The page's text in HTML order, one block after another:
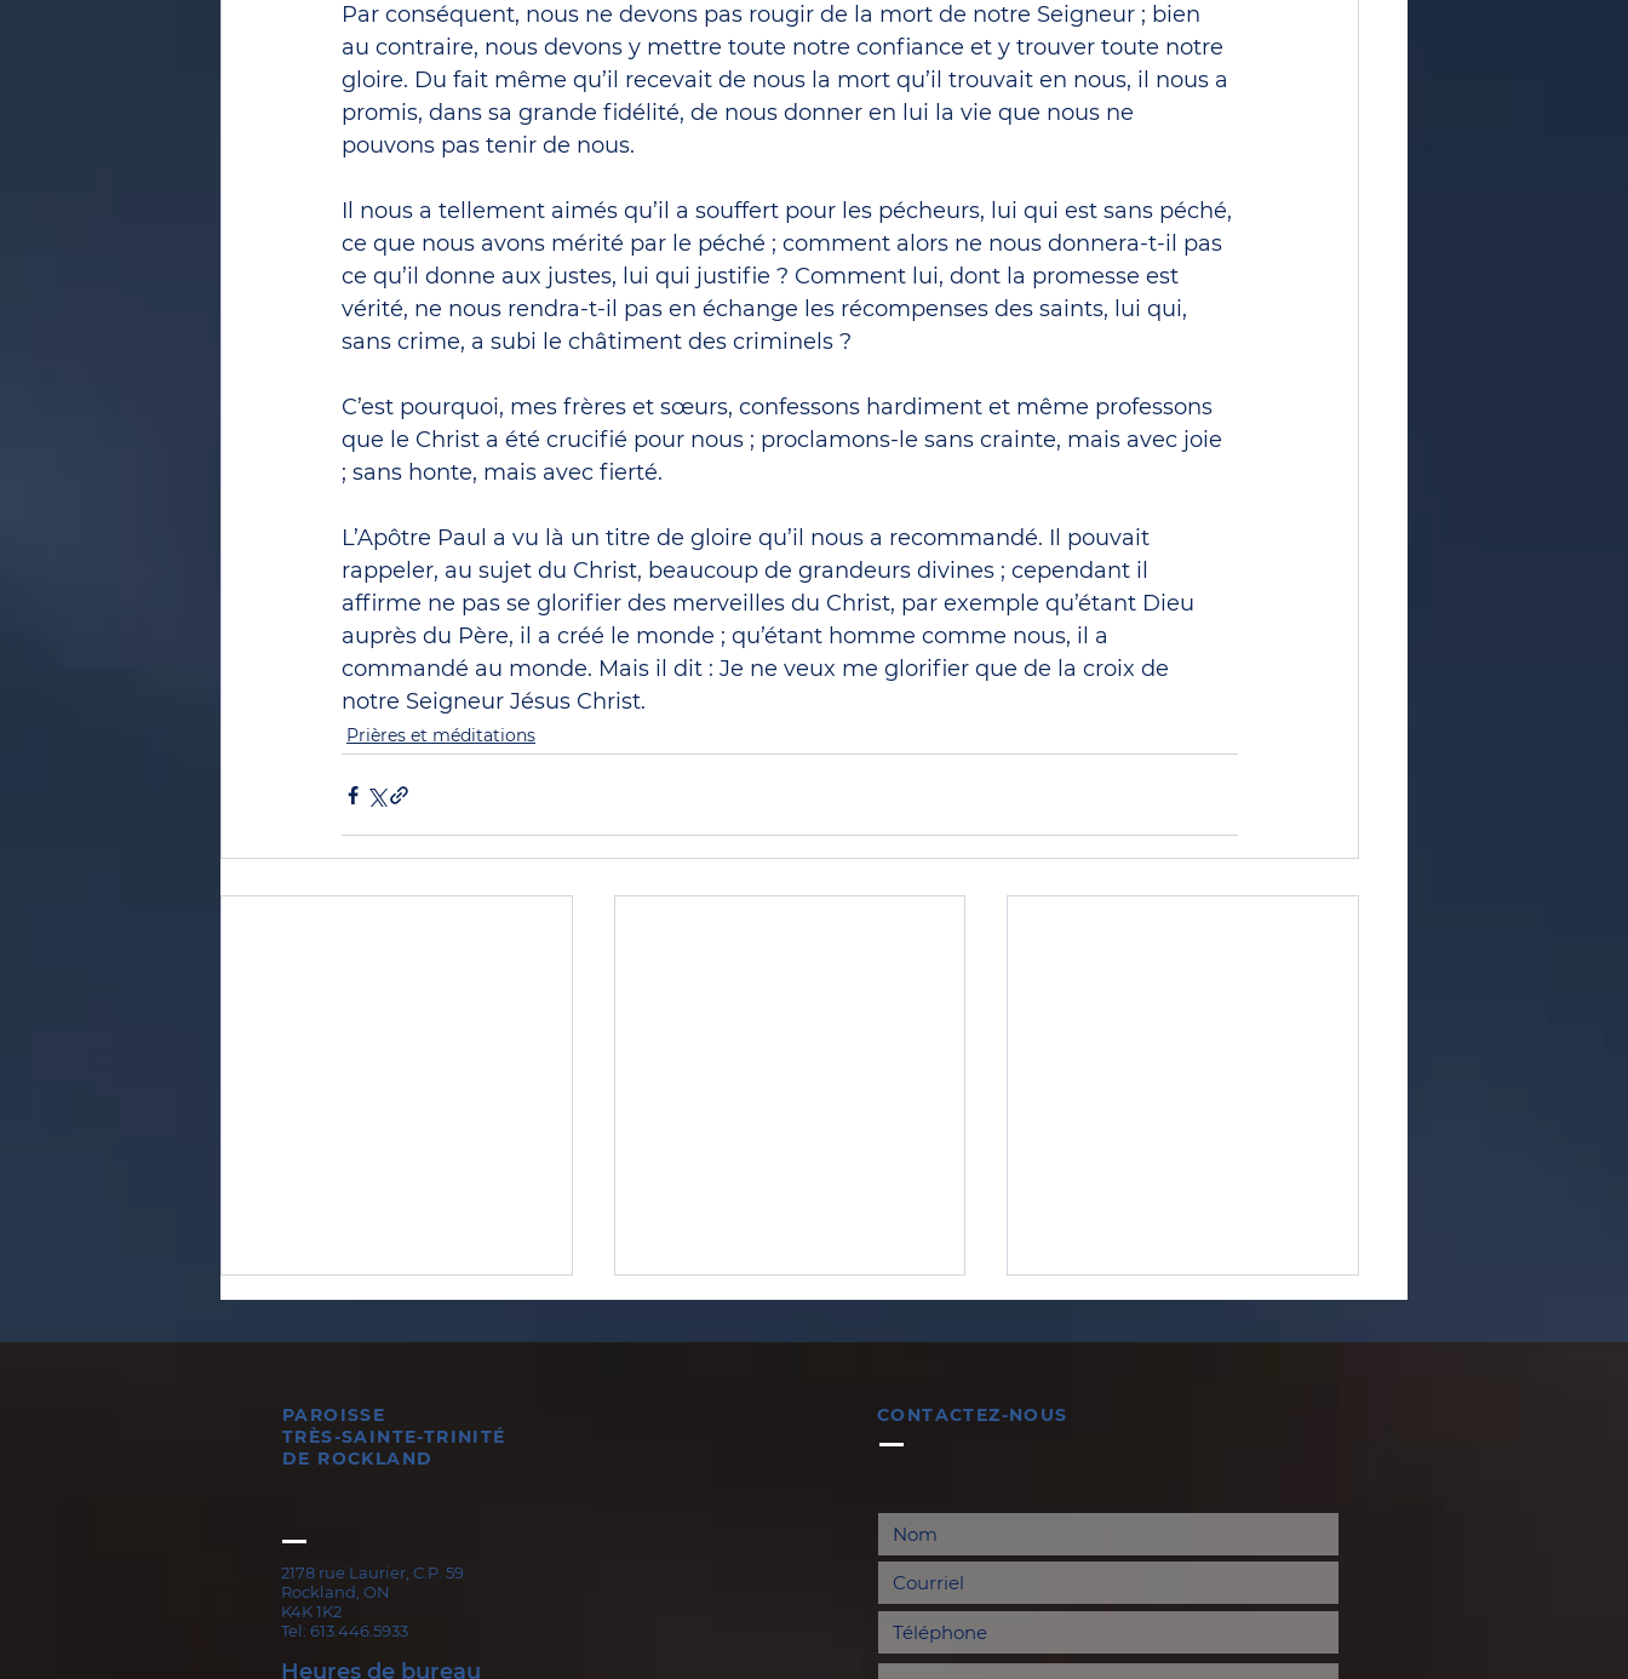
Par conséquent, nous ne devons pas rougir de la mort de notre Seigneur ; bien
au contraire, nous devons y mettre toute notre confiance et y trouver toute notre
gloire. Du fait même qu’il recevait de nous la mort qu’il trouvait en nous, il nous a
promis, dans sa grande fidélité, de nous donner en lui la vie que nous ne
pouvons pas tenir de nous.
Il nous a tellement aimés qu’il a souffert pour les pécheurs, lui qui est sans péché,
ce que nous avons mérité par le péché ; comment alors ne nous donnera-t-il pas
ce qu’il donne aux justes, lui qui justifie ? Comment lui, dont la promesse est
vérité, ne nous rendra-t-il pas en échange les récompenses des saints, lui qui,
sans crime, a subi le châtiment des criminels ?
C’est pourquoi, mes frères et sœurs, confessons hardiment et même professons
que le Christ a été crucifié pour nous ; proclamons-le sans crainte, mais avec joie
; sans honte, mais avec fierté.
L’Apôtre Paul a vu là un titre de gloire qu’il nous a recommandé. Il pouvait
rappeler, au sujet du Christ, beaucoup de grandeurs divines ; cependant il
affirme ne pas se glorifier des merveilles du Christ, par exemple qu’étant Dieu
auprès du Père, il a créé le monde ; qu’étant homme comme nous, il a
commandé au monde. Mais il dit : Je ne veux me glorifier que de la croix de
notre Seigneur Jésus Christ.
Prières et méditations
CONTRE LES HÉRÉSIES
AUGUSTIN POUR NOËL
DES CONFESSIONS DE S.
PAROISSE
TRÈS-SAINTE-TRINITÉ
DE ROCKLAND
2178 rue Laurier, C.P. 59
Rockland, ON
K4K 1K2
Tel: 613.446.5933
Heures de bureau
CONTACTEZ-NOUS